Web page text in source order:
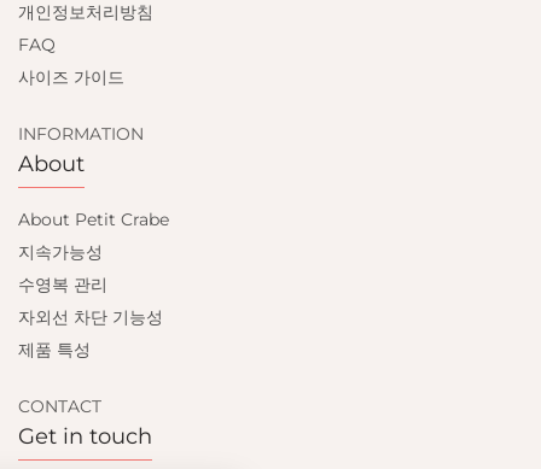
개인정보처리방침
FAQ
사이즈 가이드
INFORMATION
About
About Petit Crabe
지속가능성
수영복 관리
자외선 차단 기능성
제품 특성
CONTACT
Get in touch